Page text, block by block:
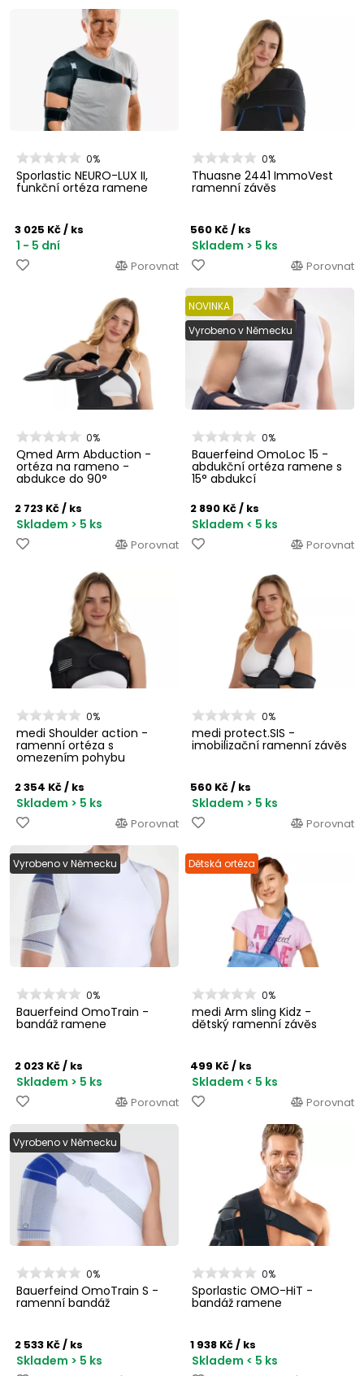
0%
Sporlastic NEURO-LUX II,
funkční ortéza ramene
3 025 Kč/ ks
1 - 5 dní
Porovnat
0%
Thuasne 2441 ImmoVest
ramenní závěs
560 Kč/ ks
Skladem > 5 ks
Porovnat
0%
Qmed Arm Abduction -
ortéza na rameno -
abdukce do 90°
2 723 Kč/ ks
Skladem > 5 ks
Porovnat
NOVINKA
Vyrobeno v Německu
0%
Bauerfeind OmoLoc 15 -
abdukční ortéza ramene s
15° abdukcí
2 890 Kč/ ks
Skladem < 5 ks
Porovnat
0%
medi Shoulder action -
ramenní ortéza s
omezením pohybu
2 354 Kč/ ks
Skladem > 5 ks
Porovnat
0%
medi protect.SIS -
imobilizační ramenní závěs
560 Kč/ ks
Skladem > 5 ks
Porovnat
Vyrobeno v Německu
0%
Bauerfeind OmoTrain -
bandáž ramene
2 023 Kč/ ks
Skladem > 5 ks
Porovnat
Dětská ortéza
0%
medi Arm sling Kidz -
dětský ramenní závěs
499 Kč/ ks
Skladem < 5 ks
Porovnat
Vyrobeno v Německu
0%
Bauerfeind OmoTrain S -
ramenní bandáž
2 533 Kč/ ks
Skladem > 5 ks
0%
Sporlastic OMO-HiT -
bandáž ramene
1 938 Kč/ ks
Skladem < 5 ks